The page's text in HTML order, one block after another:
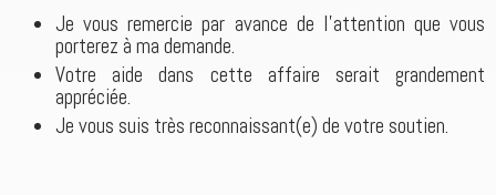
Je vous remercie par avance de l'attention que vous
porterez à ma demande.
Votre aide dans cette affaire serait grandement
appréciée.
Je vous suis très reconnaissant(e) de votre soutien.